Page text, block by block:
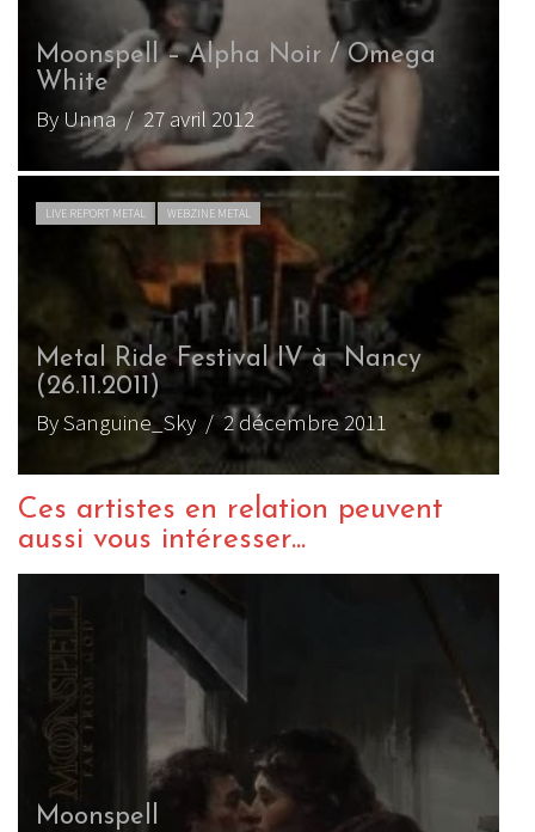
Moonspell – Alpha Noir / Omega
White
By Unna/ 27 avril 2012
LIVE REPORT METAL WEBZINE METAL
Metal Ride Festival IV à Nancy
(26.11.2011)
By Sanguine_Sky / 2 décembre 2011
Ces artistes en relation peuvent
aussi vous intéresser...
Moonspell